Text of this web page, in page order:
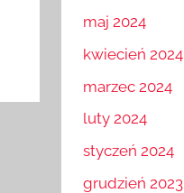
maj 2024
kwiecień 2024
marzec 2024
luty 2024
styczeń 2024
grudzień 2023